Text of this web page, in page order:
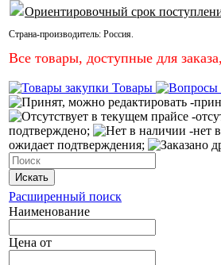
Ориентировочный срок
Страна-производитель: Россия.
Все товары, доступные для
Товары
-
-
подтверждено;
-нет
ожидает подтверждения;
Искать
Расширенный поиск
Наименование
Цена от